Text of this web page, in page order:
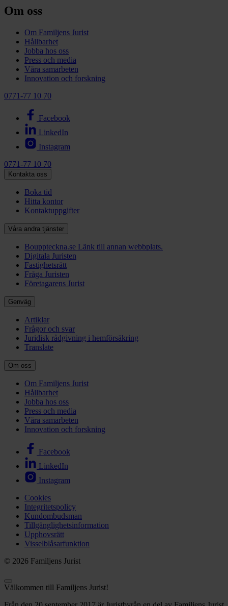
Om oss
Om Familjens Jurist
Hållbarhet
Jobba hos oss
Press och media
Våra samarbeten
Innovation och forskning
0771-77 10 70
Facebook
LinkedIn
Instagram
0771-77 10 70
Kontakta oss
Boka tid
Hitta kontor
Kontaktuppgifter
Våra andra tjänster
Bouppteckna.se Länk till annan webbplats.
Digitala Juristen
Fastighetsrätt
Fråga Juristen
Företagarens Jurist
Genväg
Artiklar
Frågor och svar
Juridisk rådgivning i hemförsäkring
Translate
Om oss
Om Familjens Jurist
Hållbarhet
Jobba hos oss
Press och media
Våra samarbeten
Innovation och forskning
Facebook
LinkedIn
Instagram
Cookies
Integritetspolicy
Kundombudsman
Tillgänglighetsinformation
Upphovsrätt
Visselblåsarfunktion
© 2026 Familjens Jurist
Välkommen till Familjens Jurist!